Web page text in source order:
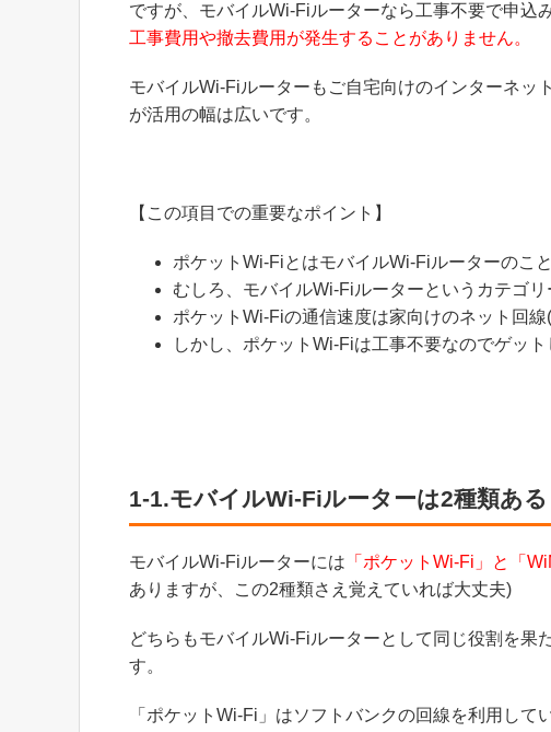
ですが、モバイルWi-Fiルーターなら工事不要で申込
工事費用や撤去費用が発生することがありません。
モバイルWi-Fiルーターもご自宅向けのインターネ
が活用の幅は広いです。
【この項目での重要なポイント】
ポケットWi-FiとはモバイルWi-Fiルーターのこと
むしろ、モバイルWi-Fiルーターというカテゴリ
ポケットWi-Fiの通信速度は家向けのネット回線
しかし、ポケットWi-Fiは工事不要なのでゲッ
1-1.モバイルWi-Fiルーターは2種類ある
モバイルWi-Fiルーターには 「ポケットWi-Fi」と「
ありますが、この2種類さえ覚えていれば大丈夫)
どちらもモバイルWi-Fiルーターとして同じ役割を果
す。
「ポケットWi-Fi」はソフトバンクの回線を利用し